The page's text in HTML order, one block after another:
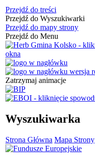
Przejdź do treści
Przejdź do Wyszukiwarki
Przejdź do mapy strony
Przejdź do Menu
Zatrzymaj animacje
Wyszukiwarka
Strona Główna Mapa Strony